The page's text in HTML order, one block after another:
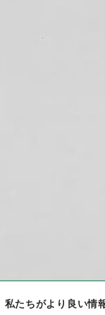
私たちがより良い情